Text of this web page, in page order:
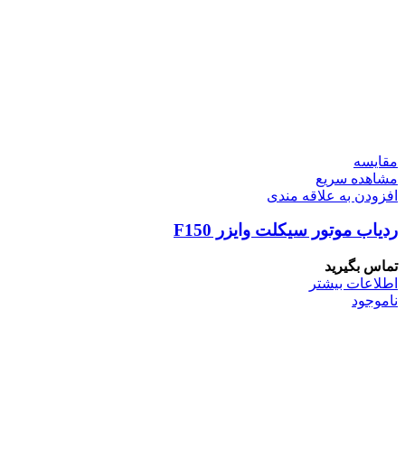
مقایسه
مشاهده سریع
افزودن به علاقه مندی
ردیاب موتور سیکلت وایزر F150
تماس بگیرید
اطلاعات بیشتر
ناموجود